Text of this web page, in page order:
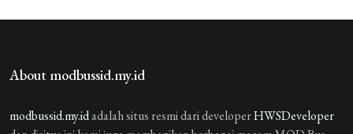
About modbussid.my.id
modbussid.my.idadalah situs resmi dari developerHWSDeveloper